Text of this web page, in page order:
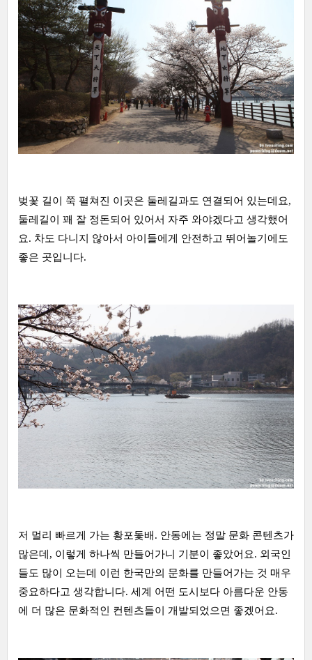
벚꽃 길이 쭉 펼쳐진 이곳은 둘레길과도 연결되어 있는데요,
둘레길이 꽤 잘 정돈되어 있어서 자주 와야겠다고 생각했어
요. 차도 다니지 않아서 아이들에게 안전하고 뛰어놀기에도
좋은 곳입니다.
저 멀리 빠르게 가는 황포돛배. 안동에는 정말 문화 콘텐츠가
많은데, 이렇게 하나씩 만들어가니 기분이 좋았어요. 외국인
들도 많이 오는데 이런 한국만의 문화를 만들어가는 것 매우
중요하다고 생각합니다. 세계 어떤 도시보다 아름다운 안동
에 더 많은 문화적인 컨텐츠들이 개발되었으면 좋겠어요.